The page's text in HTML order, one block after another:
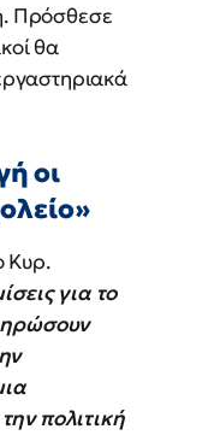
Πρόσθεσε
θα
οι
Κυρ.
για το
πολιτική